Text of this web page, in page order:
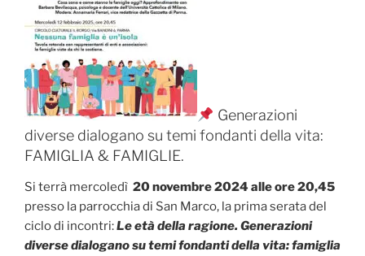
Generazioni
diverse dialogano su temi fondanti della vita:
FAMIGLIA & FAMIGLIE.
Si terrà mercoledì 20 novembre 2024 alle ore 20,45
presso la parrocchia di San Marco, la prima serata del
ciclo di incontri:Le età della ragione. Generazioni
diverse dialogano su temi fondanti della vita: famiglia